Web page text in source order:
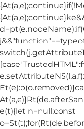
e(t){let n=null;const